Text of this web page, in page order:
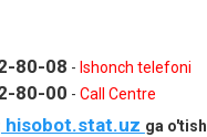
80-08 - Ishonch telefoni
80-00 -Call Centre
hisobot.stat.uz ga o'tish